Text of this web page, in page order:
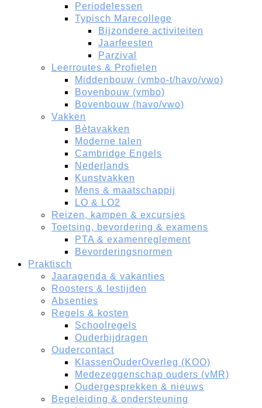
Periodelessen
Typisch Marecollege
Bijzondere activiteiten
Jaarfeesten
Parzival
Leerroutes & Profielen
Middenbouw (vmbo-t/havo/vwo)
Bovenbouw (vmbo)
Bovenbouw (havo/vwo)
Vakken
Bètavakken
Moderne talen
Cambridge Engels
Nederlands
Kunstvakken
Mens & maatschappij
LO & LO2
Reizen, kampen & excursies
Toetsing, bevordering & examens
PTA & examenreglement
Bevorderingsnormen
Praktisch
Jaaragenda & vakanties
Roosters & lestijden
Absenties
Regels & kosten
Schoolregels
Ouderbijdragen
Oudercontact
KlassenOuderOverleg (KOO)
Medezeggenschap ouders (vMR)
Oudergesprekken & nieuws
Begeleiding & ondersteuning